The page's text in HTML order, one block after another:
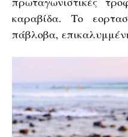
καραβίδα. Το
πάβλοβα,